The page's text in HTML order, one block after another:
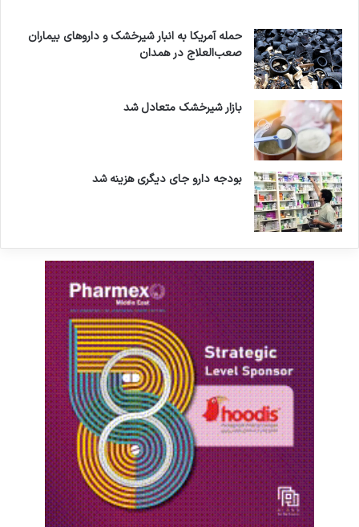
حمله آمریکا به انبار شیرخشک و داروهای بیماران
صعب‌العلاج در همدان
بازار شیرخشک متعادل شد
بودجه دارو جای دیگری هزینه شد